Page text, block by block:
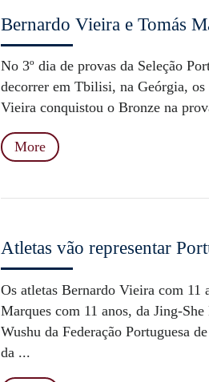
Bernardo Vieira e Tomás
No 3º dia de provas da Seleção
decorrer em Tbilisi, na Geórgia,
Vieira conquistou o Bronze na
More
Atletas vão representar
Os atletas Bernardo Vieira com 11
Marques com 11 anos, da Jing-
Wushu da Federação Portuguesa
da ...